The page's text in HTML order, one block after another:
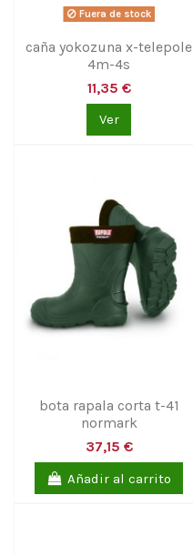
Fuera de stock
caña yokozuna x-telepole
4m-4s
11,35 €
Ver
bota rapala corta t-41
normark
37,15 €
Añadir al carrito